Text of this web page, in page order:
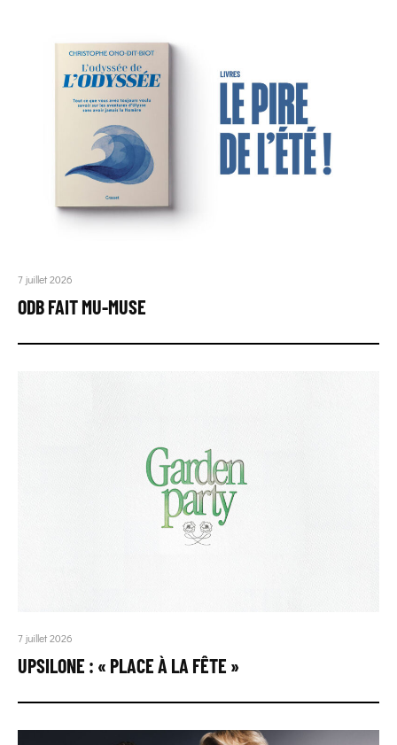
7 juillet 2026
ODB FAIT MU-MUSE
7 juillet 2026
UPSILONE : « PLACE À LA FÊTE »